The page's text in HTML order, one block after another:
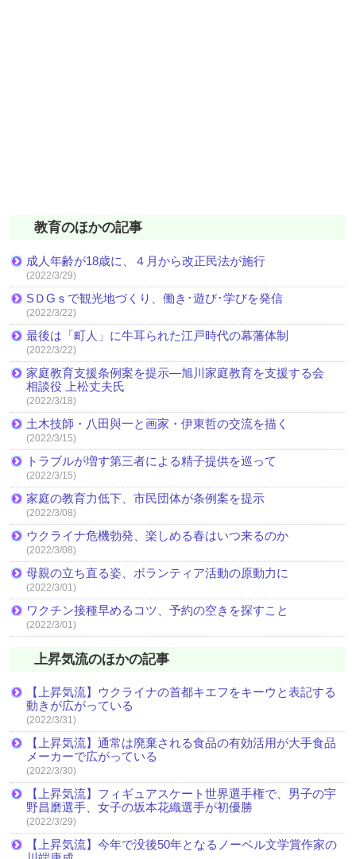
教育のほかの記事
成人年齢が18歳に、４月から改正民法が施行
(2022/3/29)
SＤGｓで観光地づくり、働き･遊び･学びを発信
(2022/3/22)
最後は「町人」に牛耳られた江戸時代の幕藩体制
(2022/3/22)
家庭教育支援条例案を提示―旭川家庭教育を支援する会
相談役 上松丈夫氏
(2022/3/18)
土木技師・八田與一と画家・伊東哲の交流を描く
(2022/3/15)
トラブルが増す第三者による精子提供を巡って
(2022/3/15)
家庭の教育力低下、市民団体が条例案を提示
(2022/3/08)
ウクライナ危機勃発、楽しめる春はいつ来るのか
(2022/3/08)
母親の立ち直る姿、ボランティア活動の原動力に
(2022/3/01)
ワクチン接種早めるコツ、予約の空きを探すこと
(2022/3/01)
上昇気流のほかの記事
【上昇気流】ウクライナの首都キエフをキーウと表記する
動きが広がっている
(2022/3/31)
【上昇気流】通常は廃棄される食品の有効活用が大手食品
メーカーで広がっている
(2022/3/30)
【上昇気流】フィギュアスケート世界選手権で、男子の宇
野昌磨選手、女子の坂本花織選手が初優勝
(2022/3/29)
【上昇気流】今年で没後50年となるノーベル文学賞作家の